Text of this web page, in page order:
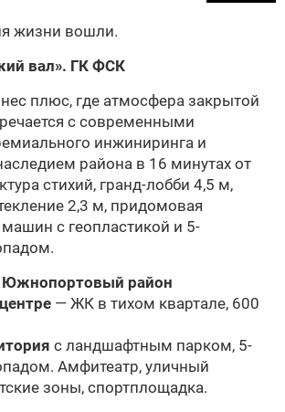
жизни вошли.
вал». ГК ФСК
плюс, где атмосфера закрытой
с современными
инжиниринга и
района в 16 минутах от
стихий, гранд-лобби 4,5 м,
2,3 м, придомовая
с геопластикой и 5-
район
— ЖК в тихом квартале, 600
с ландшафтным парком, 5-
Амфитеатр, уличный
зоны, спортплощадка.